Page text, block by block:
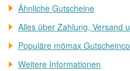
Ähnliche Gutscheine
Alles über Zahlung, Versand
Populäre mömax
Weitere Informationen